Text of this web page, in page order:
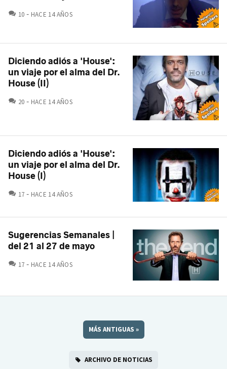
10 COMENTARIOS
HACE 14 AÑOS
Diciendo adiós a 'House':
un viaje por el alma del Dr.
House (II)
20 COMENTARIOS
HACE 14 AÑOS
Diciendo adiós a 'House':
un viaje por el alma del Dr.
House (I)
17 COMENTARIOS
HACE 14 AÑOS
Sugerencias Semanales |
del 21 al 27 de mayo
17 COMENTARIOS
HACE 14 AÑOS
MÁS ANTIGUAS »
ARCHIVO DE NOTICIAS